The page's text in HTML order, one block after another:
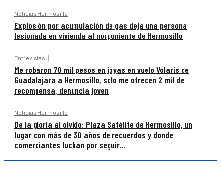
Noticias Hermosillo
Explosión por acumulación de gas deja una persona
lesionada en vivienda al norponiente de Hermosillo
Entrevistas
Me robaron 70 mil pesos en joyas en vuelo Volaris de
Guadalajara a Hermosillo, solo me ofrecen 2 mil de
recompensa, denuncia joven
Noticias Hermosillo
De la gloria al olvido: Plaza Satélite de Hermosillo, un
lugar con más de 30 años de recuerdos y donde
comerciantes luchan por seguir...